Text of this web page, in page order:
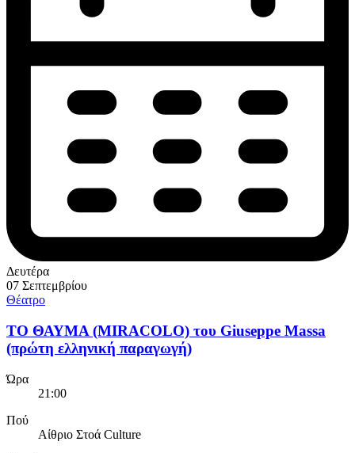
Δευτέρα
07 Σεπτεμβρίου
Θέατρο
ΤΟ ΘΑΥΜΑ (MIRACOLO) του Giuseppe Massa
(πρώτη ελληνική παραγωγή)
Ώρα
21:00
Πού
Αίθριο Στοά Culture